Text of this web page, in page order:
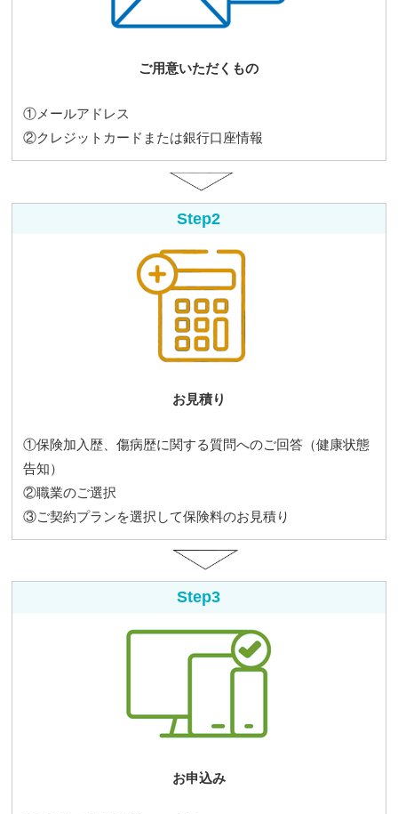
ご用意いただくもの
①メールアドレス
②クレジットカードまたは銀行口座情報
Step2
お見積り
①保険加入歴、傷病歴に関する質問へのご回答（健康状態
告知）
②職業のご選択
③ご契約プランを選択して保険料のお見積り
Step3
お申込み